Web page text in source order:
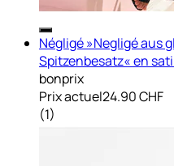
Négligé »Negligé aus
Spitzenbesatz« en
bonprix
Prix actuel24.90 CHF
(1)